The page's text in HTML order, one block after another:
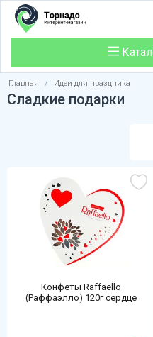
Главная / Идеи для праздника
Сладкие подарки
Конфеты Raffaello
(Раффаэлло) 120г сердце